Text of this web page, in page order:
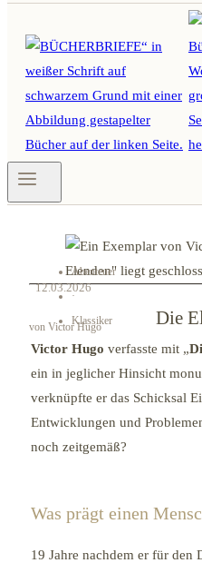
Die
von Victor Hugo
12.03.2026
Abenteuer
·
Klassiker
Victor Hugo verfasste mit „
ein in jeglicher Hinsicht
verknüpfte er das Schicksal
Entwicklungen und
noch zeitgemäß?
Was prägt einen
19 Jahre nachdem er für den